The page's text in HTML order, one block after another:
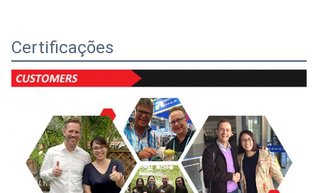
Certificações